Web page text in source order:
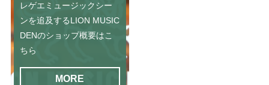
レゲエミュージックシー
ンを追及するLION MUSIC
DENのショップ概要はこ
ちら
MORE